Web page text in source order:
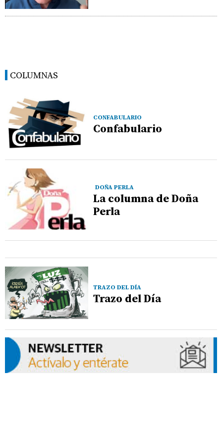
COLUMNAS
CONFABULARIO
Confabulario
DOÑA PERLA
La columna de Doña
Perla
TRAZO DEL DÍA
Trazo del Día